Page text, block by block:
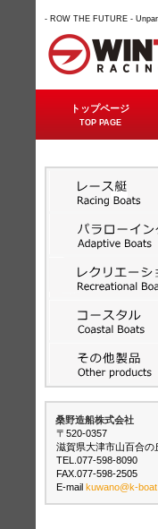
- ROW THE FUTURE -
トップページ
TOP PAGE
桑野造船株式会社
〒520-0357
滋賀県大津市山百合の
TEL.077-598-8090
FAX.077-598-2505
E-mailkuwano@k-